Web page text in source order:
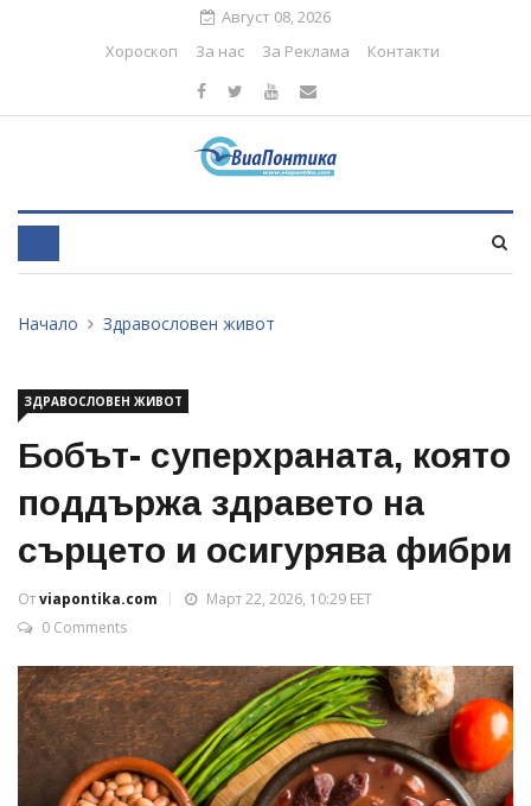
Август 08, 2026
Хороскоп
За нас За Реклама Контакти
Начало Здравословен живот
ЗДРАВОСЛОВЕН ЖИВОТ
Бобът- суперхраната, която
поддържа здравето на
сърцето и осигурява фибри
Отviapontika.com
Март 22, 2026, 10:29 EET
0 Comments